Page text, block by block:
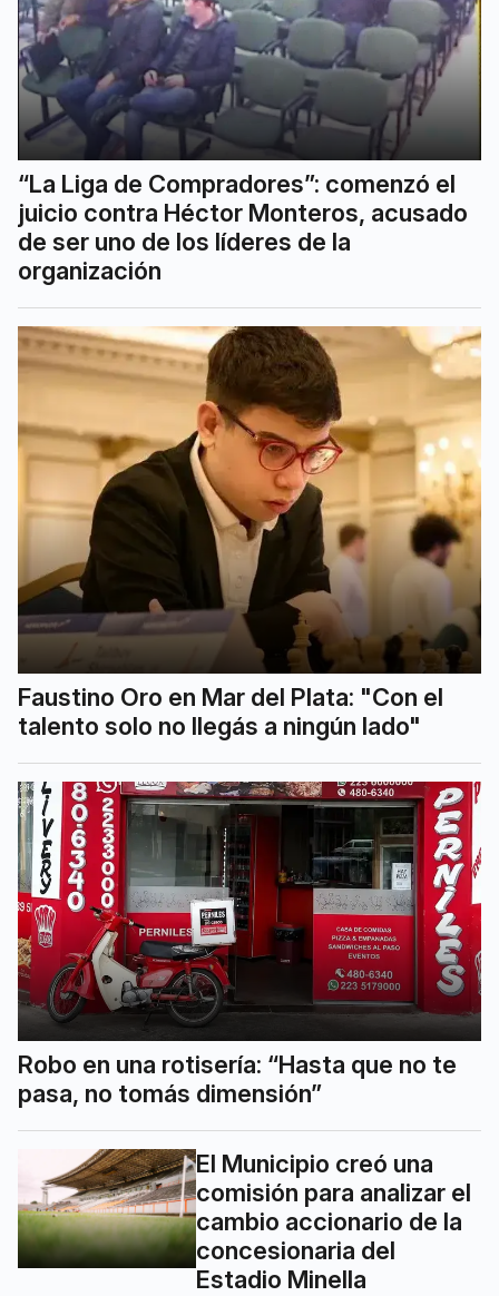
“La Liga de Compradores”: comenzó el
juicio contra Héctor Monteros, acusado
de ser uno de los líderes de la
organización
Faustino Oro en Mar del Plata: "Con el
talento solo no llegás a ningún lado"
Robo en una rotisería: “Hasta que no te
pasa, no tomás dimensión”
El Municipio creó una
comisión para analizar el
cambio accionario de la
concesionaria del
Estadio Minella